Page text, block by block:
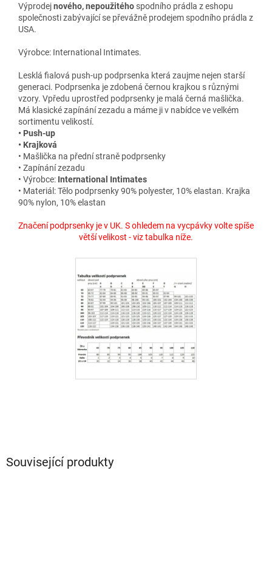
Výprodejnového, nepoužitého spodního prádla z eshopu
společnosti zabývající se převážně prodejem spodního prádla z
USA.
Výrobce: International Intimates.
Lesklá fialová push-up podprsenka která zaujme nejen starší
generaci. Podprsenka je zdobená černou krajkou s různými
vzory. Vpředu uprostřed podprsenky je malá černá mašlička.
Má klasické zapínání zezadu a máme ji v nabídce ve velkém
sortimentu velikostí.
• Push-up
• Krajková
• Mašlička na přední straně podprsenky
• Zapínání zezadu
• Výrobce: International Intimates
• Materiál: Tělo podprsenky 90% polyester, 10% elastan. Krajka
90% nylon, 10% elastan
Značení podprsenky je v UK. S ohledem na vycpávky volte spíše
větší velikost - viz tabulka níže.
Související produkty